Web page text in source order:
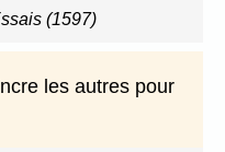
(1597)
les autres pour